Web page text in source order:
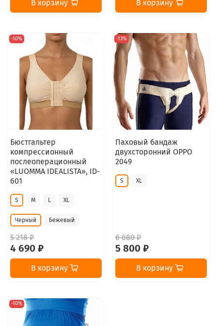
В корзину В корзину
-10%
Бюстгальтер
компрессионный
послеоперационный
«LUOMMA IDEALISTA», ID-
601
S M L XL
Черный Бежевый
5 218 ₽
4 690 ₽
В корзину
-13%
Паховый бандаж
двухсторонний OPPO
2049
S XL
6 680 ₽
5 800 ₽
В корзину
-10%